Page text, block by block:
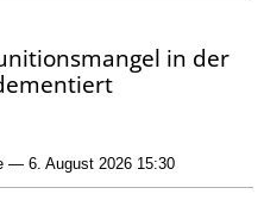
in der
— 6. August 2026 15:30